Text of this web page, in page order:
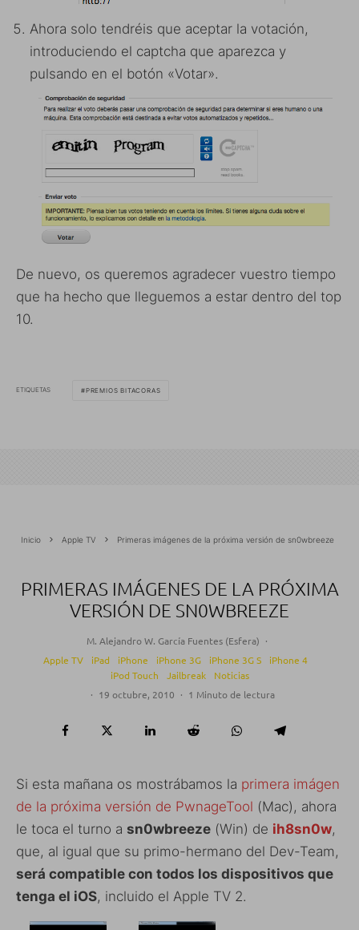
Ahora solo tendréis que aceptar la votación,
introduciendo el captcha que aparezca y
pulsando en el botón «Votar».
De nuevo, os queremos agradecer vuestro tiempo
que ha hecho que lleguemos a estar dentro del top
10.
ETIQUETAS PREMIOS BITACORAS
Inicio Apple TV Primeras imágenes de la próxima versión de sn0wbreeze
PRIMERAS IMÁGENES DE LA PRÓXIMA
VERSIÓN DE SN0WBREEZE
M. Alejandro W. García Fuentes (Esfera) ·
Apple TV
iPad iPhone iPhone 3G iPhone 3G S
iPhone 4
iPod Touch
Jailbreak
Noticias
· 19 octubre, 2010 · 1 Minuto de lectura
Si esta mañana os mostrábamos la primera imágen
de la próxima versión de PwnageTool (Mac), ahora
le toca el turno a sn0wbreeze (Win) de ih8sn0w,
que, al igual que su primo-hermano del Dev-Team,
será compatible con todos los dispositivos que
tenga el iOS, incluido el Apple TV 2.